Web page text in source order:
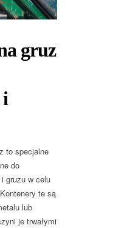
gruz
i
to specjalne
do
gruzu w celu
te są
lub
je trwałymi